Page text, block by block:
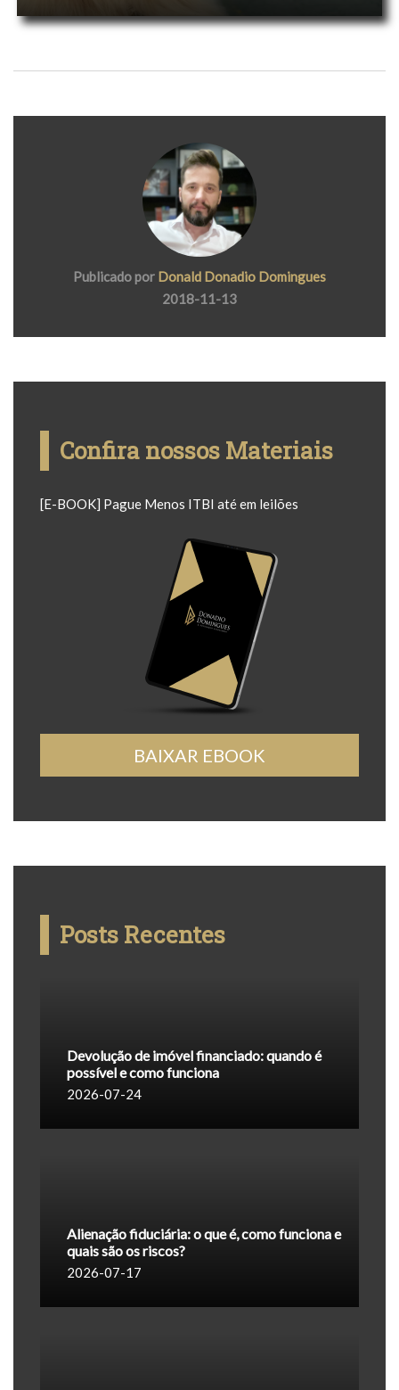
Publicado por Donald Donadio Domingues
2018-11-13
Confira nossos Materiais
[E-BOOK] Pague Menos ITBI até em leilões
BAIXAR EBOOK
Posts Recentes
Devolução de imóvel financiado: quando é
possível e como funciona
2026-07-24
Alienação fiduciária: o que é, como funciona e
quais são os riscos?
2026-07-17